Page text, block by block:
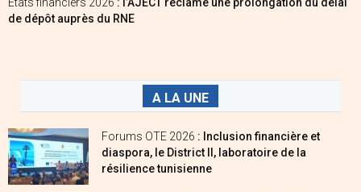
États financiers 2026 : l’AJECT réclame une prolongation du délai
de dépôt auprès du RNE
A LA UNE
Forums OTE 2026 : Inclusion financière et
diaspora, le District II, laboratoire de la
résilience tunisienne